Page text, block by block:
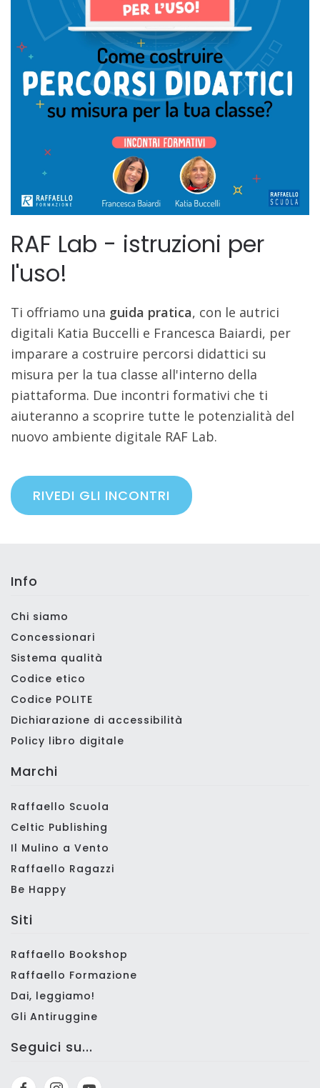
RAF Lab - istruzioni per
l'uso!
Ti offriamo una guida pratica, con le autrici
digitali Katia Buccelli e Francesca Baiardi, per
imparare a costruire percorsi didattici su
misura per la tua classe all'interno della
piattaforma. Due incontri formativi che ti
aiuteranno a scoprire tutte le potenzialità del
nuovo ambiente digitale RAF Lab.
RIVEDI GLI INCONTRI
Info
Chi siamo
Concessionari
Sistema qualità
Codice etico
Codice POLITE
Dichiarazione di accessibilità
Policy libro digitale
Marchi
Raffaello Scuola
Celtic Publishing
Il Mulino a Vento
Raffaello Ragazzi
Be Happy
Siti
Raffaello Bookshop
Raffaello Formazione
Dai, leggiamo!
Gli Antiruggine
Seguici su...